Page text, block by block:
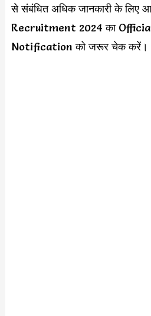
से संबंधित अधिक जानकारी के लिए
Recruitment 2024 का
Notification को जरूर चेक करें।